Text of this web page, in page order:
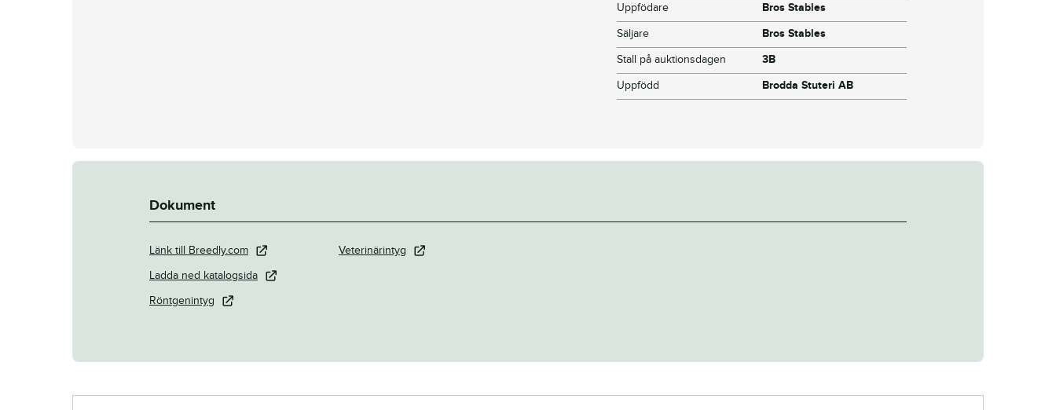
Uppfödare
Bros Stables
Säljare
Bros Stables
Stall på auktionsdagen
3B
Uppfödd
Brodda Stuteri AB
Dokument
Länk till Breedly.com
Ladda ned katalogsida
Röntgenintyg
Veterinärintyg